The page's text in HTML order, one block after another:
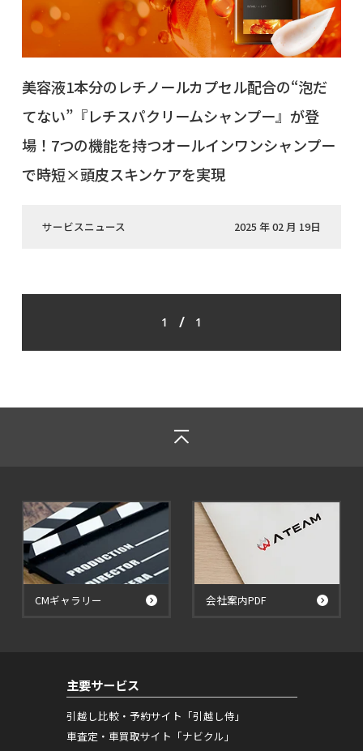
美容液1本分のレチノールカプセル配合の“泡だ
てない”『レチスパクリームシャンプー』が登
場！7つの機能を持つオールインワンシャンプー
で時短×頭皮スキンケアを実現
サービスニュース 2025 年 02 月 19日
1 / 1
CMギャラリー 会社案内PDF
主要サービス
引越し比較・予約サイト「引越し侍」
車査定・車買取サイト「ナビクル」